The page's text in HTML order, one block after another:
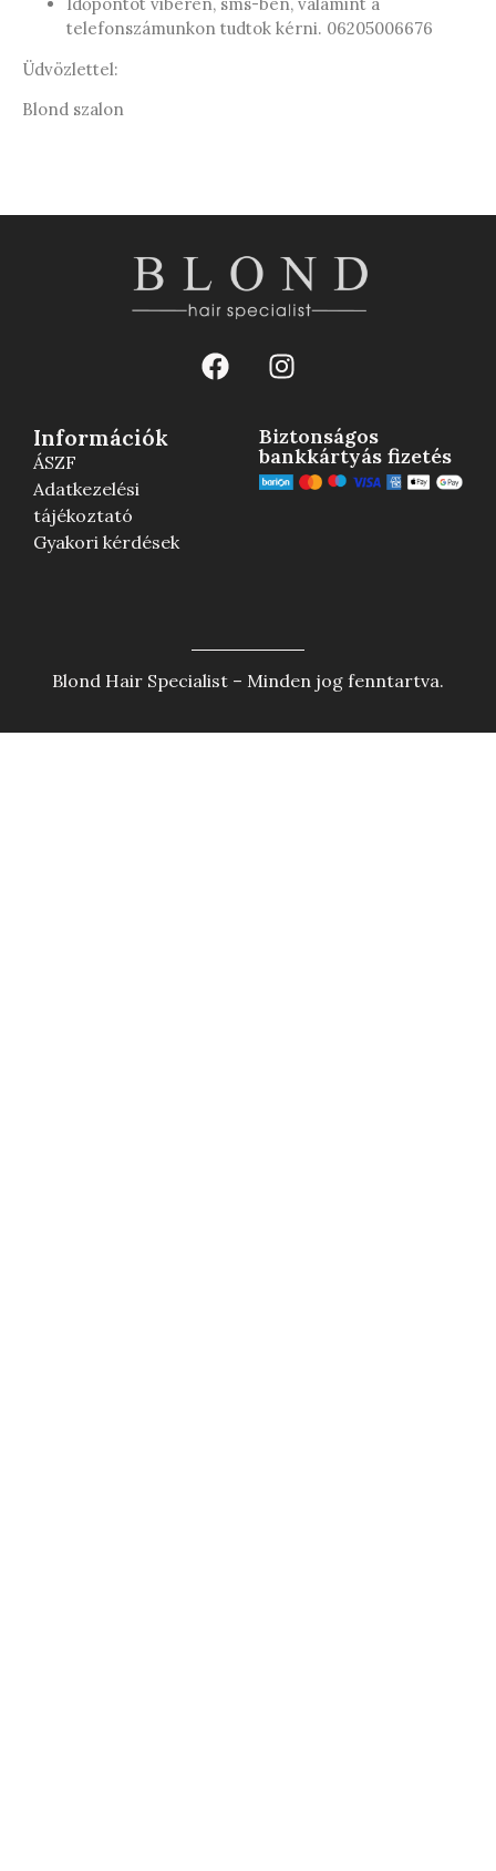
telefonszámunkon tudtok kérni. 06205006676
Üdvözlettel:
Blond szalon
Információk
ÁSZF
Adatkezelési
tájékoztató
Gyakori kérdések
Biztonságos
bankkártyás fizetés
Blond Hair Specialist – Minden jog fenntartva.